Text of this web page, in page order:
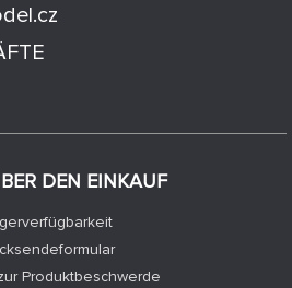
DEN EINKAUF
Produktbeschwerde